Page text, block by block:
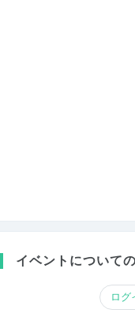
イベントについて
ログ